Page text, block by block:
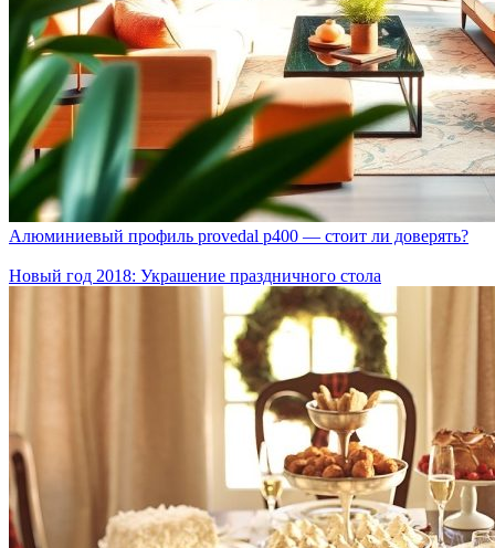
Алюминиевый профиль provedal p400 — стоит ли доверять?
Новый год 2018: Украшение праздничного стола